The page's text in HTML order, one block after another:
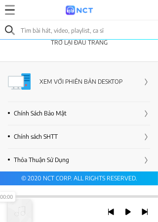
TRỞ LẠI ĐẦU TRANG
XEM VỚI PHIÊN BẢN DESKTOP
Chính Sách Bảo Mật
Chính sách SHTT
Thỏa Thuận Sử Dụng
© 2020 NCT CORP. ALL RIGHTS RESERVED.
00:00